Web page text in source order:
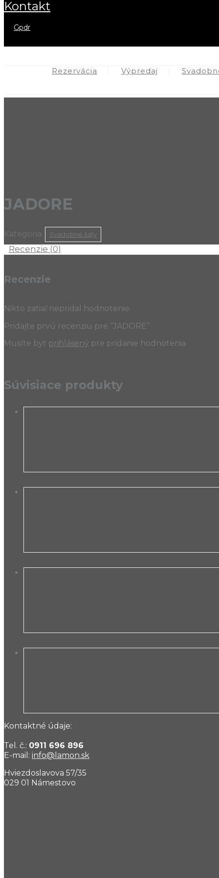
kontakt
gpdr
Rezervácia Výpredaj
JADORE
Kategória: Svadobné šaty
Recenzie (0)
Recenzie
Nikto zatiaľ nepridal hodnotenie.
Pridajte prvú recenziu pre “JADORE”
Musíte byť prihlásený pre pridanie hodnotenia.
Súvisiace produkty
Kontaktné údaje:
Tel. č.: 0911 696 896
E-mail: info@lamon.sk
Hviezdoslavova 57/35
029 01 Námestovo